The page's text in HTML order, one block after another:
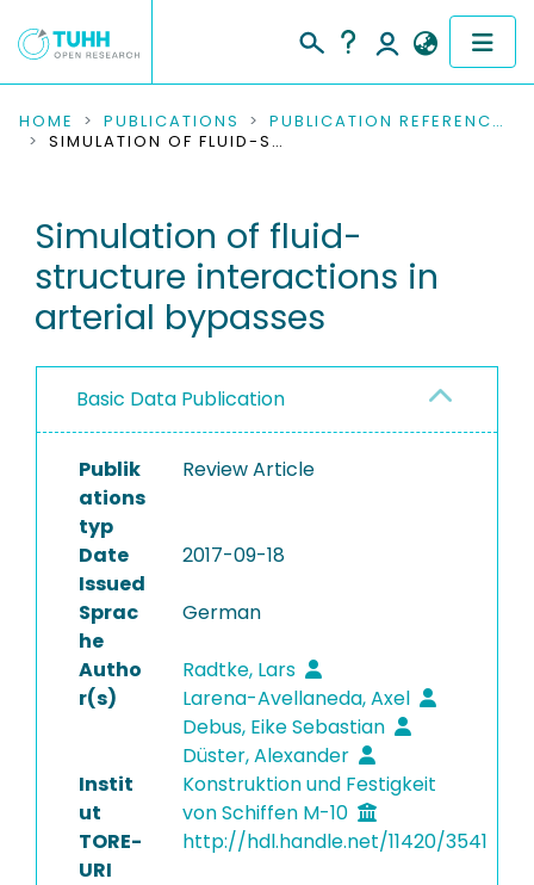
COMMUNITIES & COLLECTIONS
RESEARCH DATA
PEOPLE
PROJECTS
HOME PUBLICATIONS
PUBLICATION REFERENCES
SIMULATION OF FLUID-STRUCTURE INTERACTIONS IN ARTERIAL BYPASSES
Simulation of fluid-
structure interactions in
arterial bypasses
Basic Data Publication
Publik
ations
typ
Review Article
Date
Issued
2017-09-18
Sprac
he
German
Autho
r(s)
Radtke, Lars
Larena-Avellaneda, Axel
Debus, Eike Sebastian
Düster, Alexander
Instit
ut
Konstruktion und Festigkeit
von Schiffen M-10
TORE-
URI
http://hdl.handle.net/11420/3541